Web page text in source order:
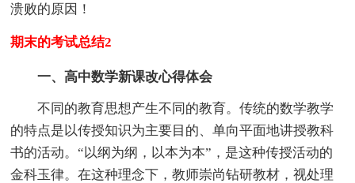
溃败的原因！
期末的考试总结2
一、高中数学新课改心得体会
不同的教育思想产生不同的教育。传统的数学教学
的特点是以传授知识为主要目的、单向平面地讲授教科
书的活动。“以纲为纲，以本为本”，是这种传授活动的
金科玉律。在这种理念下，教师崇尚钻研教材，视处理